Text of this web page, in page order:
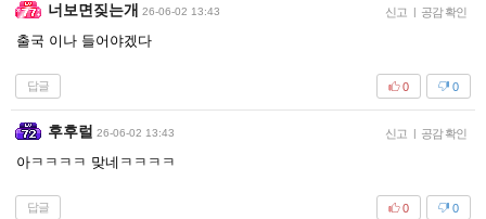
너보면짖는개 26-06-02 13:43 신고 | 공감 확인
출국 이나 들어야겠다
답글 0
0
후후럴 26-06-02 13:43 신고 | 공감 확인
아ㅋㅋㅋㅋ 맞네ㅋㅋㅋㅋ
답글 0
0